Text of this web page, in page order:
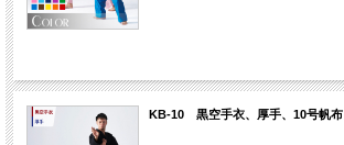
KB-10 黒空手衣、厚手、10号帆布